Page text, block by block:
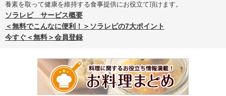
養素を取って健康を維持する食事提供にお役立て頂けます。
ソラレピ サービス概要
＜無料でこんなに便利！＞ソラレピの7大ポイント
今すぐ＜無料＞会員登録